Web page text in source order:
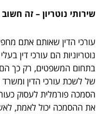
שירותי נוטריון – זה חשוב
עורכי הדין שאותם אתם
בתחום המשפטים, רק כך
של לשכת עורכי הדין
הסמכה פורמלית לעסוק
את ההסמכה יכול לאמת,